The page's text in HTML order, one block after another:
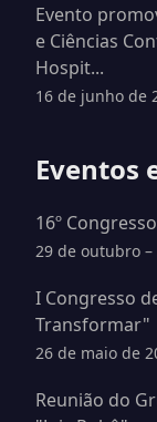
Evento
e Ciências
Hospit...
16 de junho de
Eventos
16º
29 de outubro
I Congresso
Transformar"
26 de maio de
Reunião do